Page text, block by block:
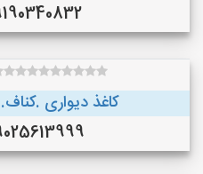
09190340832
کاغذ دیواری
09025613999